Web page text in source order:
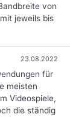
von
jeweils bis
23.08.2022
für
meisten
Videospiele,
die ständig